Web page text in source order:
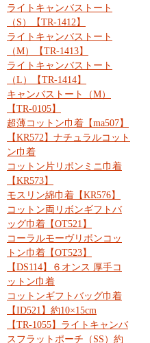
ライトキャンバストート
（S）【TR-1412】
ライトキャンバストート
（M）【TR-1413】
ライトキャンバストート
（L）【TR-1414】
キャンバストート（M）
【TR-0105】
超薄コットン巾着【ma507】
【KR572】ナチュラルコット
ン巾着
コットン片リボンミニ巾着
【KR573】
モスリン綿巾着【KR576】
コットン両リボンギフトバ
ッグ巾着【OT521】
コーラルモーヴリボンコッ
トン巾着【OT523】
【DS114】６オンス 厚手コ
ットン巾着
コットンギフトバッグ巾着
【ID521】約10×15cm
【TR-1055】ライトキャンバ
スフラットポーチ（SS）約